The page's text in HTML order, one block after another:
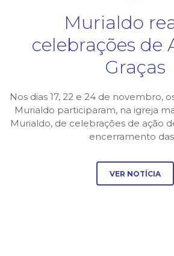
Murialdo
celebrações de
Graças
Nos dias 17, 22 e 24 de novembro,
Murialdo participaram, na igreja
Murialdo, de celebrações de ação
encerramento
VER NOTÍCIA